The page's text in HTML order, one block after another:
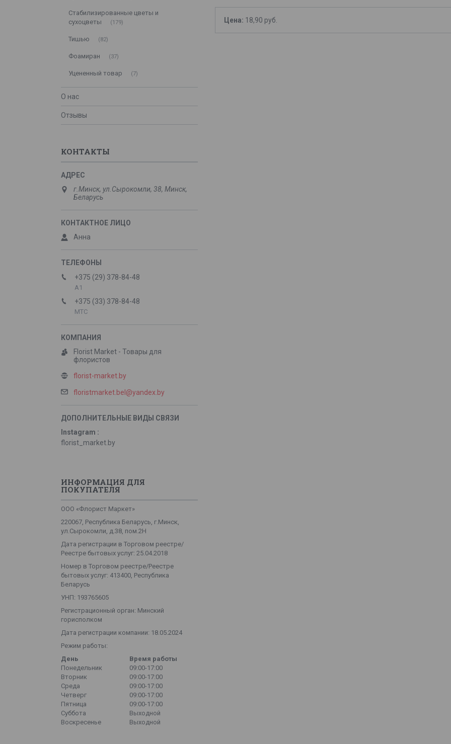
Цена: 18,90 руб.
Стабилизированные цветы и
сухоцветы
179
Тишью 82
Фоамиран 37
Уцененный товар 7
О нас
Отзывы
КОНТАКТЫ
г.Минск, ул.Сырокомли, 38, Минск,
Беларусь
Анна
+375 (29) 378-84-48
А1
+375 (33) 378-84-48
МТС
Florist Market - Товары для
флористов
florist-market.by
floristmarket.bel@yandex.by
Instagram
florist_market.by
ИНФОРМАЦИЯ ДЛЯ
ПОКУПАТЕЛЯ
ООО «Флорист Маркет»
220067, Республика Беларусь, г.Минск,
ул.Сырокомли, д.38, пом.2Н
Дата регистрации в Торговом реестре/
Реестре бытовых услуг: 25.04.2018
Номер в Торговом реестре/Реестре
бытовых услуг: 413400, Республика
Беларусь
УНП: 193765605
Регистрационный орган: Минский
горисполком
Дата регистрации компании: 18.05.2024
Режим работы:
День
Время работы
Понедельник
09:00-17:00
Вторник
09:00-17:00
Среда
09:00-17:00
Четверг
09:00-17:00
Пятница
09:00-17:00
Суббота
Выходной
Воскресенье
Выходной